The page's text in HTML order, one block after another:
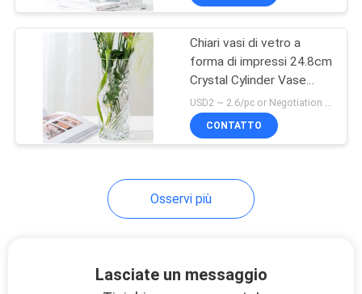
Articoli di vetro della
cucina
caraffa per l'acqua
Chiari vasi di vetro a
forma di impressi 24.8cm
Crystal Cylinder Vase
senza piombo
CONTATTO
Osservi più
Lasciate un messaggio